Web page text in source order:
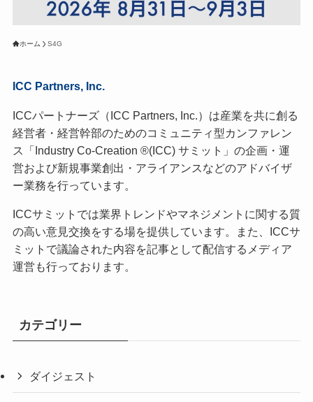
ホーム S4G
ICC Partners, Inc.
ICCパートナーズ（ICC Partners, Inc.）は産業を共に創る
経営者・経営幹部のためのコミュニティ型カンファレン
ス「Industry Co-Creation ®(ICC) サミット」の企画・運
営および新規事業創出・アライアンスなどのアドバイザ
ー業務を行っています。
ICCサミットでは業界トレンドやマネジメントに関する質
の高い意見交換をする場を提供しています。また、ICCサ
ミットで議論された内容を記事として配信するメディア
運営も行っております。
カテゴリー
ダイジェスト